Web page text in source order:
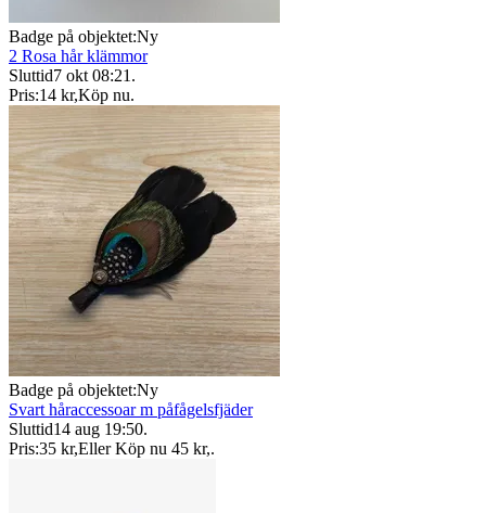
Badge på objektet:Ny
2 Rosa hår klämmor
Sluttid7 okt 08:21 .
Pris:14 kr,Köp nu.
Badge på objektet:Ny
Svart håraccessoar m påfågelsfjäder
Sluttid14 aug 19:50.
Pris:35 kr,Eller Köp nu 45 kr,.